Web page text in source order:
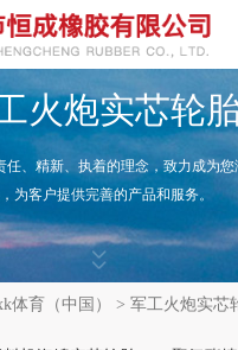
火炮实芯轮
任、精新、执着的理念，致力成为您
为客户提供完善的产品和服务。


体育（中国） > 军工火炮实芯